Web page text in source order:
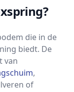
die in de
biedt. De
van
,
of